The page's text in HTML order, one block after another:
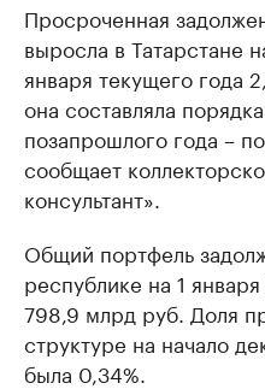
Просроченная
выросла в Татарстане
января текущего года
она составляла
позапрошлого года –
сообщает
консультант».
Общий портфель
республике на 1
798,9 млрд руб. Доля
структуре на начало
была 0,34%.